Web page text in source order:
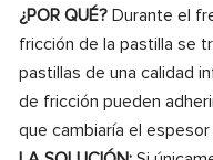
¿POR QUÉ? Durante el
fricción de la pastilla se
pastillas de una calidad
de fricción pueden
que cambiaría el